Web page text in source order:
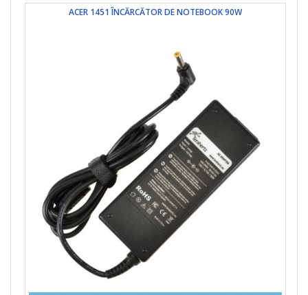
ACER 1451 ÎNCĂRCĂTOR DE NOTEBOOK 90W